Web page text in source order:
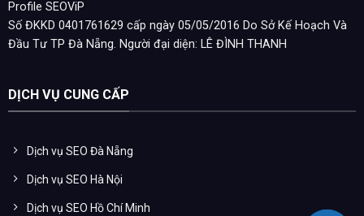
Profile SEOViP
Số ĐKKD 0401761629 cấp ngày 05/05/2016 Do Sở Kế Hoạch Và
Đầu Tư TP Đà Nẵng. Người đại diện: LÊ ĐÌNH THANH
DỊCH VỤ CUNG CẤP
Dịch vụ SEO Đà Nẵng
Dịch vụ SEO Hà Nội
Dịch vụ SEO Hồ Chí Minh